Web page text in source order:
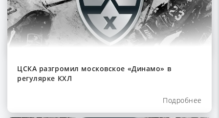
ЦСКА разгромил московское «Динамо» в
регулярке КХЛ
Подробнее